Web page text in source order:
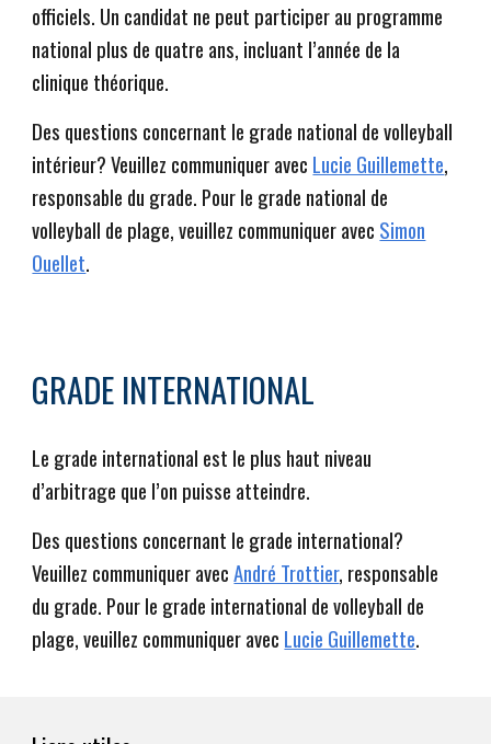
officiels. Un candidat ne peut participer au programme
national plus de quatre ans, incluant l’année de la
clinique théorique.
Des questions concernant le grade national de volleyball
intérieur? Veuillez communiquer avec Lucie Guillemette,
responsable du grade. Pour le grade national de
volleyball de plage, veuillez communiquer avec Simon
Ouellet.
GRADE INTERNATIONAL
Le grade international est le plus haut niveau
d’arbitrage que l’on puisse atteindre.
Des questions concernant le grade international?
Veuillez communiquer avecAndré Trottier, responsable
du grade. Pour le grade international de volleyball de
plage, veuillez communiquer avec Lucie Guillemette.